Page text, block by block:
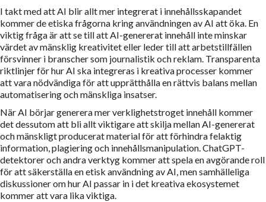
I takt med att AI blir allt mer integrerat i innehållsskapandet
kommer de etiska frågorna kring användningen av AI att öka. En
viktig fråga är att se till att AI-genererat innehåll inte minskar
värdet av mänsklig kreativitet eller leder till att arbetstillfällen
försvinner i branscher som journalistik och reklam. Transparenta
riktlinjer för hur AI ska integreras i kreativa processer kommer
att vara nödvändiga för att upprätthålla en rättvis balans mellan
automatisering och mänskliga insatser.
När AI börjar generera mer verklighetstroget innehåll kommer
det dessutom att bli allt viktigare att skilja mellan AI-genererat
och mänskligt producerat material för att förhindra felaktig
information, plagiering och innehållsmanipulation. ChatGPT-
detektorer och andra verktyg kommer att spela en avgörande roll
för att säkerställa en etisk användning av AI, men samhälleliga
diskussioner om hur AI passar in i det kreativa ekosystemet
kommer att vara lika viktiga.